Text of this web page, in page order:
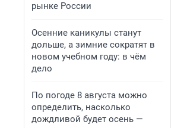
рынке России
Осенние каникулы станут
дольше, а зимние сократят в
новом учебном году: в чём
дело
По погоде 8 августа можно
определить, насколько
дождливой будет осень —